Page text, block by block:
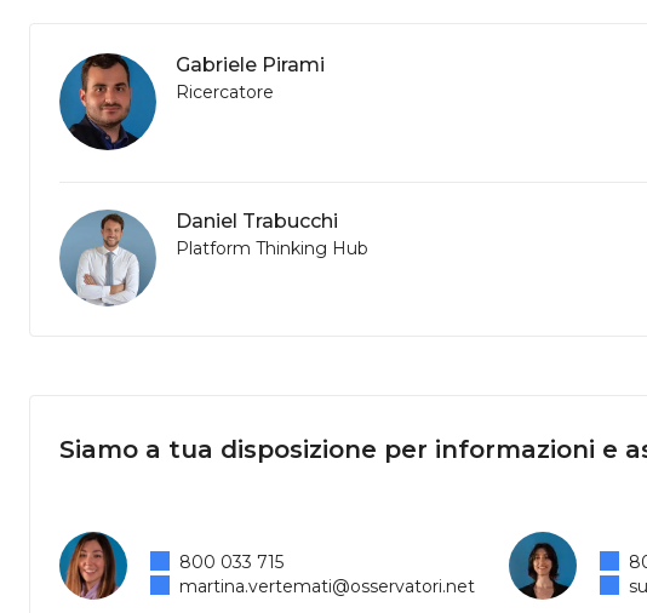
Gabriele Pirami
Ricercatore
Daniel Trabucchi
Platform Thinking Hub
Siamo a tua disposizione per informazioni e
800 033 715
martina.vertemati@osservatori.net